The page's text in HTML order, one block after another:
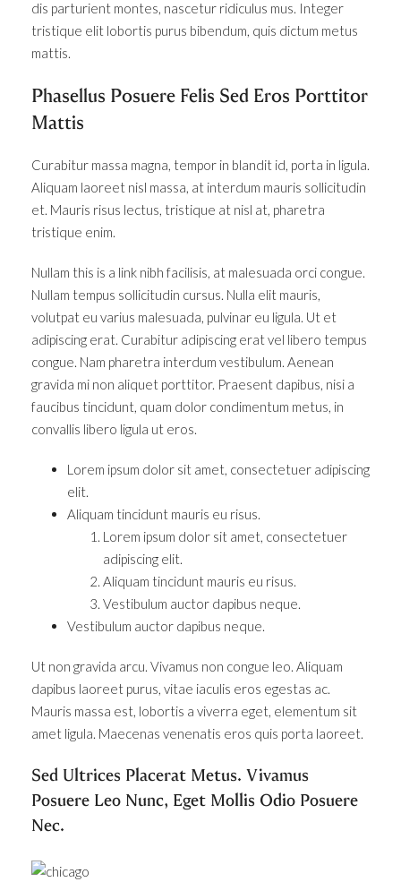
dis parturient montes, nascetur ridiculus mus. Integer
tristique elit lobortis purus bibendum, quis dictum metus
mattis.
Phasellus Posuere Felis Sed Eros Porttitor
Mattis
Curabitur massa magna, tempor in blandit id, porta in ligula.
Aliquam laoreet nisl massa, at interdum mauris sollicitudin
et. Mauris risus lectus, tristique at nisl at, pharetra
tristique enim.
Nullam this is a link nibh facilisis, at malesuada orci congue.
Nullam tempus sollicitudin cursus. Nulla elit mauris,
volutpat eu varius malesuada, pulvinar eu ligula. Ut et
adipiscing erat. Curabitur adipiscing erat vel libero tempus
congue. Nam pharetra interdum vestibulum. Aenean
gravida mi non aliquet porttitor. Praesent dapibus, nisi a
faucibus tincidunt, quam dolor condimentum metus, in
convallis libero ligula ut eros.
Lorem ipsum dolor sit amet, consectetuer adipiscing
elit.
Aliquam tincidunt mauris eu risus.
Lorem ipsum dolor sit amet, consectetuer
adipiscing elit.
Aliquam tincidunt mauris eu risus.
Vestibulum auctor dapibus neque.
Vestibulum auctor dapibus neque.
Ut non gravida arcu. Vivamus non congue leo. Aliquam
dapibus laoreet purus, vitae iaculis eros egestas ac.
Mauris massa est, lobortis a viverra eget, elementum sit
amet ligula. Maecenas venenatis eros quis porta laoreet.
Sed Ultrices Placerat Metus. Vivamus
Posuere Leo Nunc, Eget Mollis Odio Posuere
Nec.